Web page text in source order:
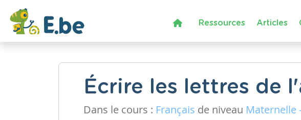
Ressources Articles
Écrire les lettres de
Dans le cours : Français de niveau Maternelle